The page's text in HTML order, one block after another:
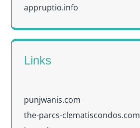
appruptio.info
Links
punjwanis.com
the-parcs-clematiscondos.com